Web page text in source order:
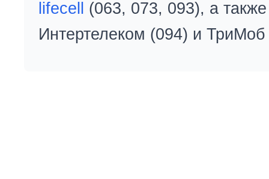
lifecell
(063, 073, 093), а
Интертелеком (094) и ТриМоб